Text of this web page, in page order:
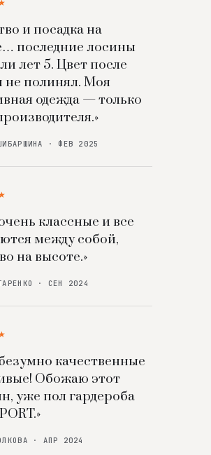
и посадка на
последние лосины
лет 5. Цвет после
не полинял. Моя
одежда — только
· ФЕВ 2025
классные и все
между собой,
на высоте.»
· СЕН 2024
качественные
Обожаю этот
уже пол гардероба
· АПР 2024